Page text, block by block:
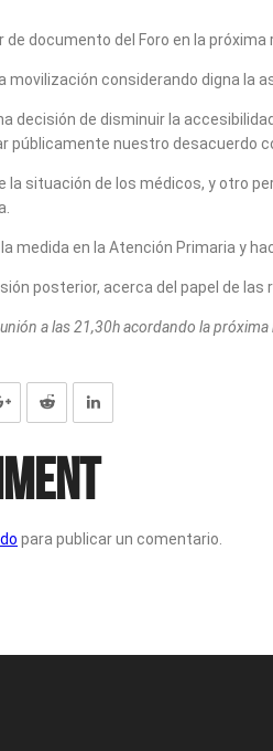
documento del Foro en la próxima
movilización considerando digna la
decisión de disminuir la
públicamente nuestro desacuerdo
la situación de los médicos, y otro
medida en la Atención Primaria y
posterior, acerca del papel de
a las 21,30h acordando la
para publicar un comentario.